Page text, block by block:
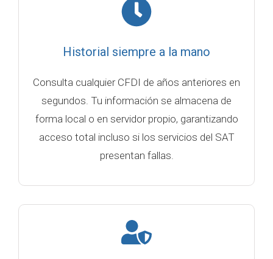
Historial siempre a la mano
Consulta cualquier CFDI de años anteriores en
segundos. Tu información se almacena de
forma local o en servidor propio, garantizando
acceso total incluso si los servicios del SAT
presentan fallas.